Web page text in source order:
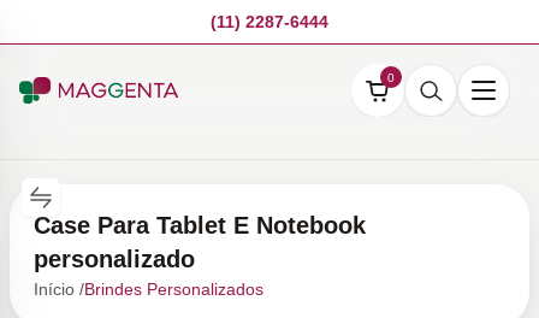
(11) 2287-6444
0
Case Para Tablet E Notebook
personalizado
Início /Brindes Personalizados